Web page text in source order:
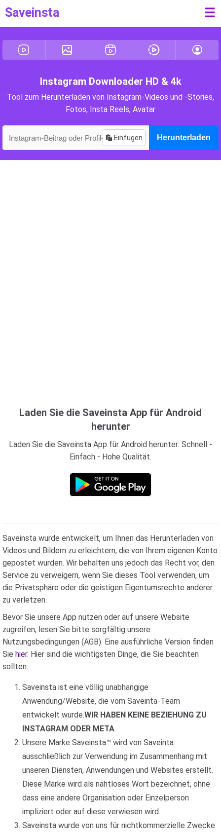
Saveinsta ☰
Instagram Downloader HD & 4k
Tool zum Herunterladen von Instagram-Videos und -Stories,
Fotos, Insta Reels, Avatar
Einfügen Herunterladen
Laden Sie die Saveinsta App für Android
herunter
Laden Sie die Saveinsta App für Android herunter: Schnell -
Einfach - Hohe Qualität.
Saveinsta wurde entwickelt, um Ihnen das Herunterladen von
Videos und Bildern zu erleichtern, die von Ihrem eigenen Konto
gepostet wurden. Wir behalten uns jedoch das Recht vor, den
Service zu verweigern, wenn Sie dieses Tool verwenden, um
die Privatsphäre oder die geistigen Eigentumsrechte anderer
zu verletzen.
Bevor Sie unsere App nutzen oder auf unsere Website
zugreifen, lesen Sie bitte sorgfältig unsere
Nutzungsbedingungen (AGB). Eine ausführliche Version finden
Sie hier. Hier sind die wichtigsten Dinge, die Sie beachten
sollten:
Saveinsta ist eine völlig unabhängige
Anwendung/Website, die vom Saveinta-Team
entwickelt wurde.WIR HABEN KEINE BEZIEHUNG ZU
INSTAGRAM ODER META.
Unsere Marke Saveinsta™ wird von Saveinta
ausschließlich zur Verwendung im Zusammenhang mit
unseren Diensten, Anwendungen und Websites erstellt.
Diese Marke wird als nahtloses Wort bezeichnet, ohne
dass eine andere Organisation oder Einzelperson
impliziert oder auf diese verwiesen wird.
Saveinsta wurde von uns für nichtkommerzielle Zwecke